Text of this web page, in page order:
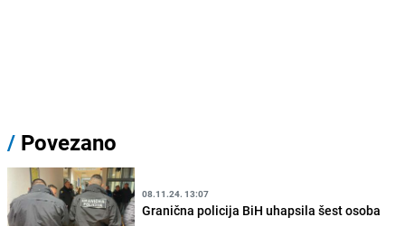
/ Povezano
08.11.24. 13:07
Granična policija BiH uhapsila šest osoba